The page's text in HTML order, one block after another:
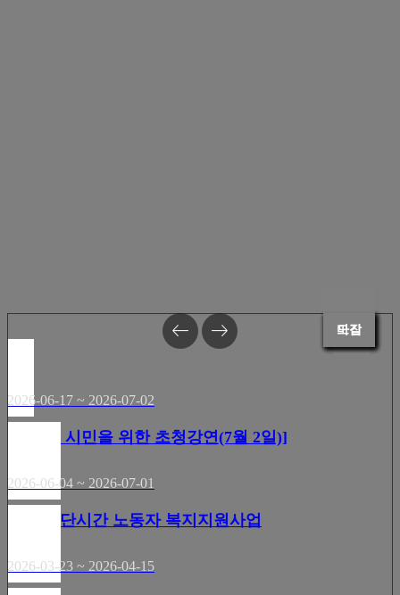
west east
2026-06-17 ~ 2026-07-02
[일하는 시민을 위한 초청강연(7월 2일)]
마감
2026-06-04 ~ 2026-07-01
2026 초단시간 노동자 복지지원사업
마감
2026-03-23 ~ 2026-04-15
마감
마감
마감
마감
마감
마감
모집